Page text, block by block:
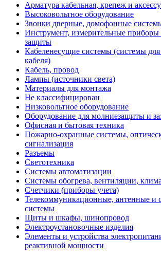
Арматура кабельная, крепеж и
Высоковольтное оборудование
Звонки дверные, домофонные
Инструмент, измерительные приборы
защиты
Кабеленесущие системы (системы
кабеля)
Кабель, провод
Лампы (источники света)
Материалы для монтажа
Не классифицирован
Низковольтное оборудование
Оборудование для молниезащиты и
Офисная и бытовая техника
Пожарно-охранные системы,
сигнализация
Разъемы
Светотехника
Системы автоматизации
Системы обогрева, вентиляции,
Счетчики (приборы учета)
Телекоммуникационные, антенные и
системы
Щиты и шкафы, шинопровод
Электроустановочные изделия
Элементы и устройства
реактивной мощности